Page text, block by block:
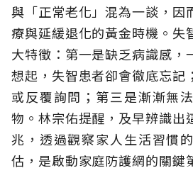
與「正常老化」混為一談，因
療與延緩退化的黃金時機。失
大特徵：第一是缺乏病識感，
想起，失智患者卻會徹底忘記
或反覆詢問；第三是漸漸無
物。林宗佑提醒，及早辨識出
兆，透過觀察家人生活習慣
估，是啟動家庭防護網的關鍵